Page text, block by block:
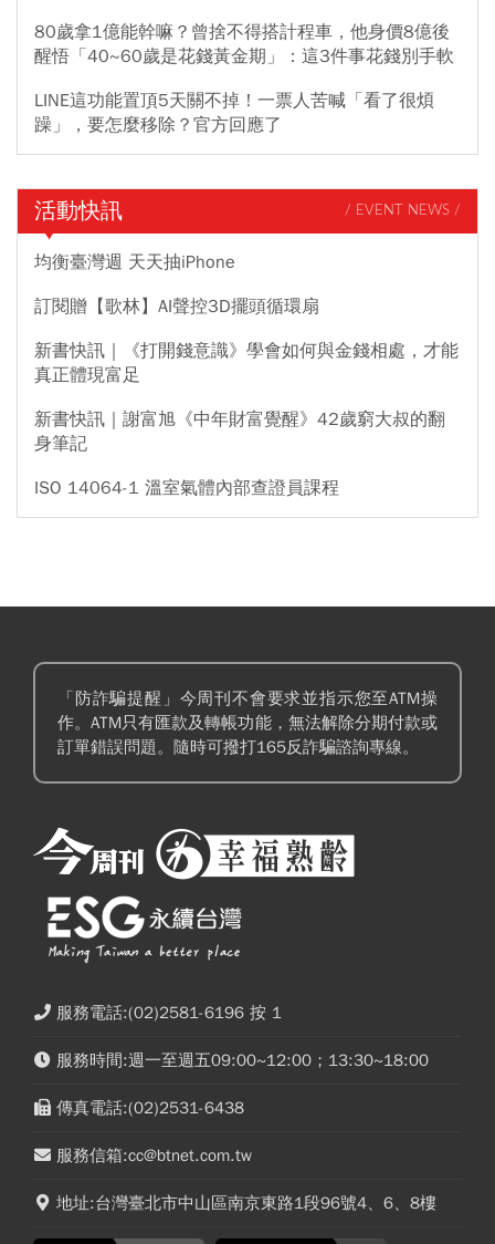
80歲拿1億能幹嘛？曾捨不得搭計程車，他身價8億後
醒悟「40~60歲是花錢黃金期」：這3件事花錢別手軟
LINE這功能置頂5天關不掉！一票人苦喊「看了很煩
躁」，要怎麼移除？官方回應了
活動快訊 / EVENT NEWS /
均衡臺灣週 天天抽iPhone
訂閱贈【歌林】AI聲控3D擺頭循環扇
新書快訊｜《打開錢意識》學會如何與金錢相處，才能
真正體現富足
新書快訊｜謝富旭《中年財富覺醒》42歲窮大叔的翻
身筆記
ISO 14064-1 溫室氣體內部查證員課程
「防詐騙提醒」今周刊不會要求並指示您至ATM操
作。ATM只有匯款及轉帳功能，無法解除分期付款或
訂單錯誤問題。隨時可撥打165反詐騙諮詢專線。
服務電話:(02)2581-6196 按 1
服務時間:週一至週五09:00~12:00；13:30~18:00
傳真電話:(02)2531-6438
服務信箱:cc@btnet.com.tw
地址:台灣臺北市中山區南京東路1段96號4、6、8樓